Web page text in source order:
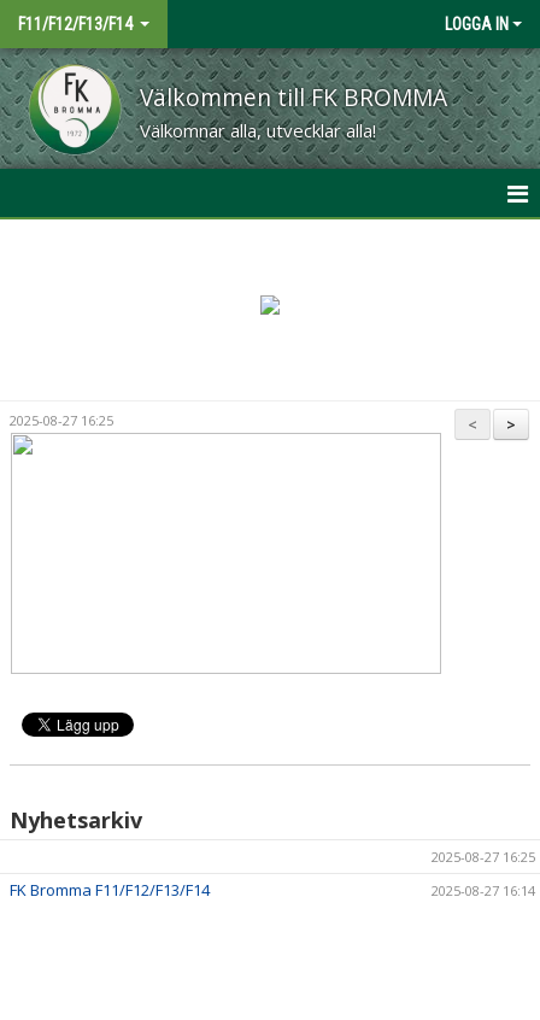
F11/F12/F13/F14 LOGGA IN
Välkommen till FK BROMMA
Välkomnar alla, utvecklar alla!
TRUPPEN
>
<
2025-08-27 16:25
Nyhetsarkiv
2025-08-27 16:25
FK Bromma F11/F12/F13/F14 2025-08-27 16:14